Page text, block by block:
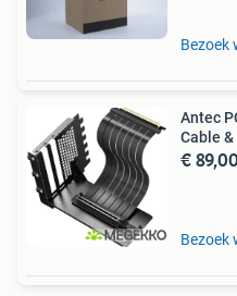
Bezoek
Antec
Cable
€ 89,00
Bezoek